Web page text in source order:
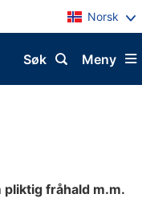
Norsk
Meny
Søk
pliktig fråhald m.m.